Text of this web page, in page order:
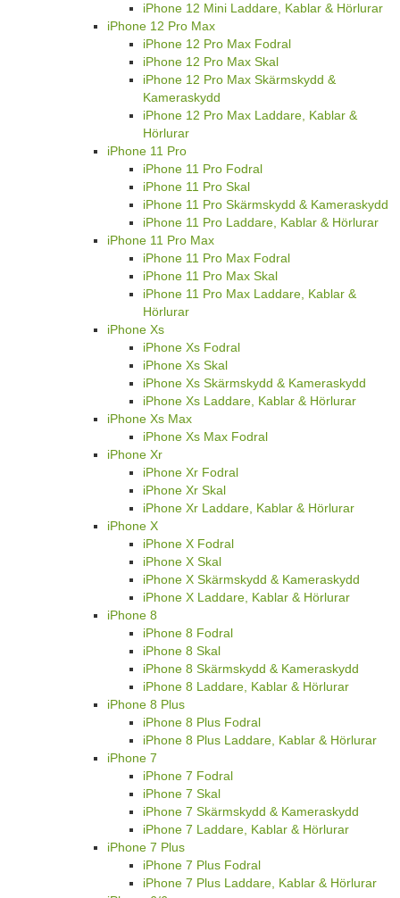
iPhone 12 Mini Laddare, Kablar & Hörlurar
iPhone 12 Pro Max
iPhone 12 Pro Max Fodral
iPhone 12 Pro Max Skal
iPhone 12 Pro Max Skärmskydd &
Kameraskydd
iPhone 12 Pro Max Laddare, Kablar &
Hörlurar
iPhone 11 Pro
iPhone 11 Pro Fodral
iPhone 11 Pro Skal
iPhone 11 Pro Skärmskydd & Kameraskydd
iPhone 11 Pro Laddare, Kablar & Hörlurar
iPhone 11 Pro Max
iPhone 11 Pro Max Fodral
iPhone 11 Pro Max Skal
iPhone 11 Pro Max Laddare, Kablar &
Hörlurar
iPhone Xs
iPhone Xs Fodral
iPhone Xs Skal
iPhone Xs Skärmskydd & Kameraskydd
iPhone Xs Laddare, Kablar & Hörlurar
iPhone Xs Max
iPhone Xs Max Fodral
iPhone Xr
iPhone Xr Fodral
iPhone Xr Skal
iPhone Xr Laddare, Kablar & Hörlurar
iPhone X
iPhone X Fodral
iPhone X Skal
iPhone X Skärmskydd & Kameraskydd
iPhone X Laddare, Kablar & Hörlurar
iPhone 8
iPhone 8 Fodral
iPhone 8 Skal
iPhone 8 Skärmskydd & Kameraskydd
iPhone 8 Laddare, Kablar & Hörlurar
iPhone 8 Plus
iPhone 8 Plus Fodral
iPhone 8 Plus Laddare, Kablar & Hörlurar
iPhone 7
iPhone 7 Fodral
iPhone 7 Skal
iPhone 7 Skärmskydd & Kameraskydd
iPhone 7 Laddare, Kablar & Hörlurar
iPhone 7 Plus
iPhone 7 Plus Fodral
iPhone 7 Plus Laddare, Kablar & Hörlurar